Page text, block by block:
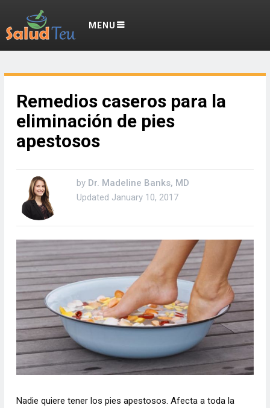
MENU
Remedios caseros para la
eliminación de pies
apestosos
by Dr. Madeline Banks, MD
Updated January 10, 2017
Nadie quiere tener los pies apestosos. Afecta a toda la